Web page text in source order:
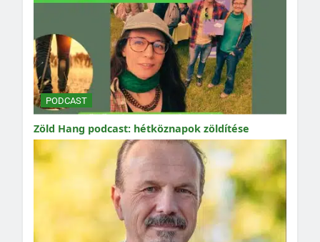
PODCAST
Zöld Hang podcast: hétköznapok zöldítése